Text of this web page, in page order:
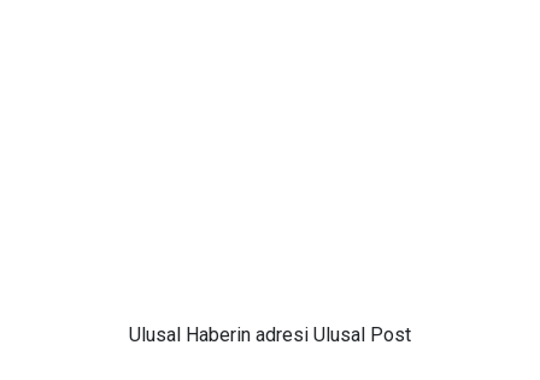
Ulusal Haberin adresi Ulusal Post